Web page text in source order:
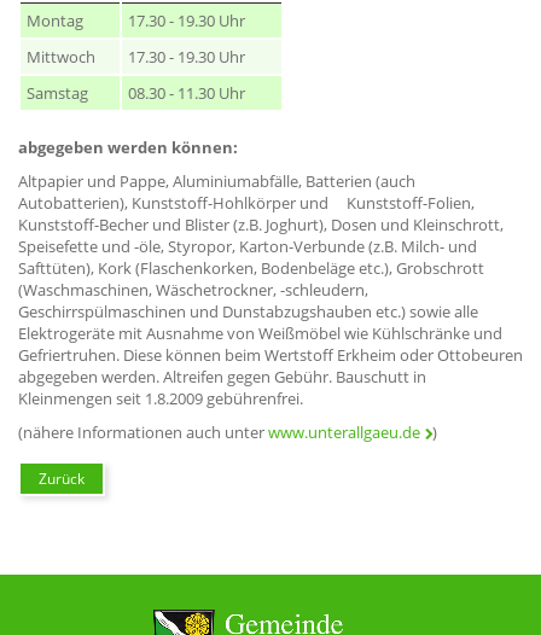
Montag
17.30 - 19.30 Uhr
Mittwoch
17.30 - 19.30 Uhr
Samstag
08.30 - 11.30 Uhr
abgegeben werden können:
Altpapier und Pappe, Aluminiumabfälle, Batterien (auch
Autobatterien), Kunststoff-Hohlkörper und Kunststoff-Folien,
Kunststoff-Becher und Blister (z.B. Joghurt), Dosen und Kleinschrott,
Speisefette und -öle, Styropor, Karton-Verbunde (z.B. Milch- und
Safttüten), Kork (Flaschenkorken, Bodenbeläge etc.), Grobschrott
(Waschmaschinen, Wäschetrockner, -schleudern,
Geschirrspülmaschinen und Dunstabzugshauben etc.) sowie alle
Elektrogeräte mit Ausnahme von Weißmöbel wie Kühlschränke und
Gefriertruhen. Diese können beim Wertstoff Erkheim oder Ottobeuren
abgegeben werden. Altreifen gegen Gebühr. Bauschutt in
Kleinmengen seit 1.8.2009 gebührenfrei.
(nähere Informationen auch unterwww.unterallgaeu.de )
Zurück